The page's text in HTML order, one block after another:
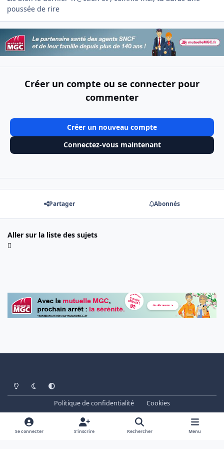
poussée de rire
Créer un compte ou se connecter pour
commenter
Créer un nouveau compte
Connectez-vous maintenant
Partager Abonnés
Aller sur la liste des sujets
Light ModeDark ModeSystem Preference
Politique de confidentialité
Cookies
www.cheminots.net - Forum Libre depuis 2003
Powered by
Invision Community
Se connecter S’inscrire Rechercher Menu